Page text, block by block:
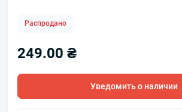
Распродано
249.00 ₴
Уведомить о наличии